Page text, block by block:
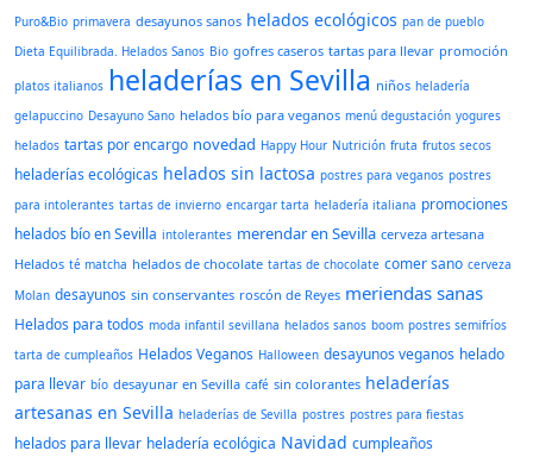
Puro&Bio primavera desayunos sanos helados ecológicos pan de pueblo
Dieta Equilibrada. Helados Sanos Bio gofres caseros tartas para llevar promoción
platos italianos heladerías en Sevilla niños heladería
gelapuccino Desayuno Sano helados bío para veganos menú degustación yogures
helados tartas por encargo novedad Happy Hour Nutrición fruta frutos secos
heladerías ecológicas helados sin lactosa postres para veganos postres
para intolerantes tartas de invierno encargar tarta heladería italiana promociones
helados bío en Sevilla intolerantes merendar en Sevilla cerveza artesana
Helados té matcha helados de chocolate tartas de chocolate comer sano cerveza
Molan desayunos sin conservantes roscón de Reyes meriendas sanas
Helados para todos moda infantil sevillana helados sanos boom postres semifríos
tarta de cumpleaños Helados Veganos Halloween desayunos veganos helado
para llevar bío desayunar en Sevilla café sin colorantes heladerías
artesanas en Sevilla heladerías de Sevilla postres postres para fiestas
helados para llevar heladería ecológica Navidad cumpleaños